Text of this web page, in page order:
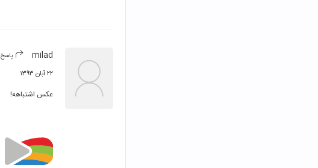
milad پاسخ
۲۲ آبان ۱۳۹۳
عکس اشتباهه!